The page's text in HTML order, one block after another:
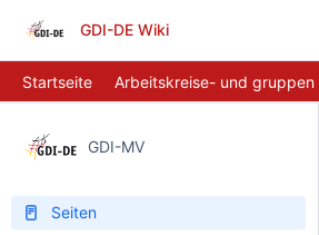
GDI-DE Wiki
Startseite Arbeitskreise- und gruppen
GDI-MV
Seiten